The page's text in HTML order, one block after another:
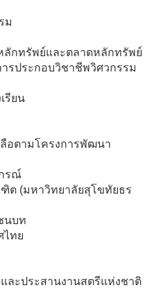
ม
ลักทรัพย์และตลาดหลักทรัพย์
รประกอบวิชาชีพวิศวกรรม
รียน
อตามโครงการพัฒนา
รณ์
ต (มหาวิทยาลัยสุโขทัยธร
นบท
ไทย
ละประสานงานสตรีแห่งชาติ